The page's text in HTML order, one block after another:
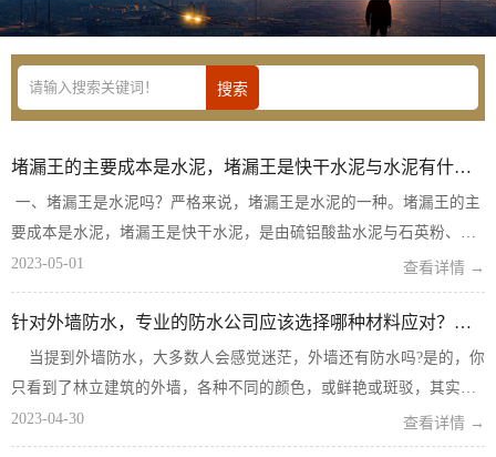
堵漏王的主要成本是水泥，堵漏王是快干水泥与水泥有什么区别？
一、堵漏王是水泥吗？严格来说，堵漏王是水泥的一种。堵漏王的主
要成本是水泥，堵漏王是快干水泥，是由硫铝酸盐水泥与石英粉、氯
化钙、氯化锂、滑石粉、硬脂酸锌、羟丙基甲基纤维素、减水剂、硅
灰石粉、二氧化钛、六偏磷酸钠等化学材料结合在一起制作而成。虽
然堵漏王与水...
2023-05-01 查看详情 →
针对外墙防水，专业的防水公司应该选择哪种材料应对？听我说
当提到外墙防水，大多数人会感觉迷茫，外墙还有防水吗?是的，你
只看到了林立建筑的外墙，各种不同的颜色，或鲜艳或斑驳，其实在
这色彩下还有一层看不见得防水层。那么为什么外墙需要做防水呢，
因为防水层能够起到防水、防潮、防霉的...
2023-04-30 查看详情 →